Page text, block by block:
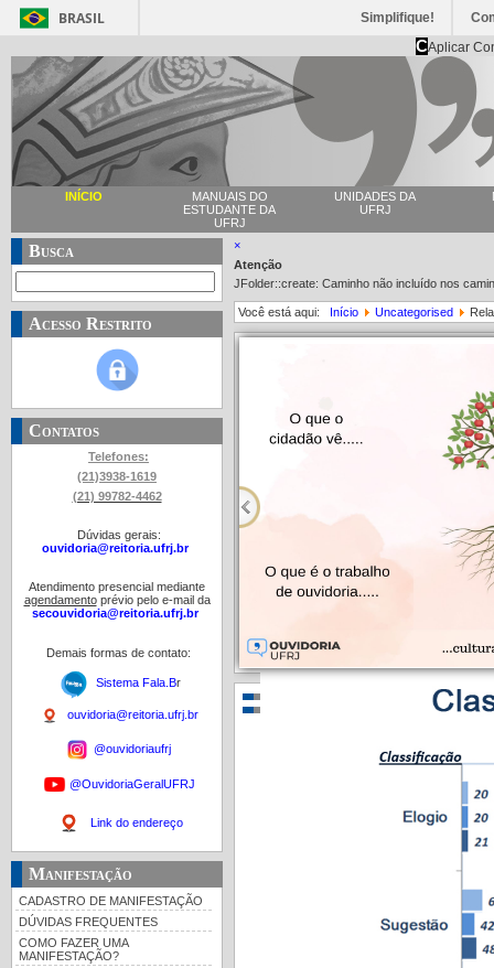
BRASIL Simplifique!
CAplicar
INÍCIO
MANUAIS DO
ESTUDANTE DA
UFRJ
UNIDADES DA
UFRJ
Busca
Acesso Restrito
Contatos
Telefones:
(21)3938-1619
(21) 99782-4462
Dúvidas gerais:
ouvidoria@reitoria.ufrj.br
Atendimento presencial mediante
agendamentoprévio pelo e-mail da
secouvidoria@reitoria.ufrj.br
Demais formas de contato:
Sistema Fala.Br
ouvidoria@reitoria.ufrj.br
@ouvidoriaufrj
@OuvidoriaGeralUFRJ
Link do endereço
Manifestação
CADASTRO DE MANIFESTAÇÃO
DÚVIDAS FREQUENTES
COMO FAZER UMA
MANIFESTAÇÃO?
×
Atenção
JFolder::create: Caminho não incluído nos
Você está aqui: Início Uncategorised